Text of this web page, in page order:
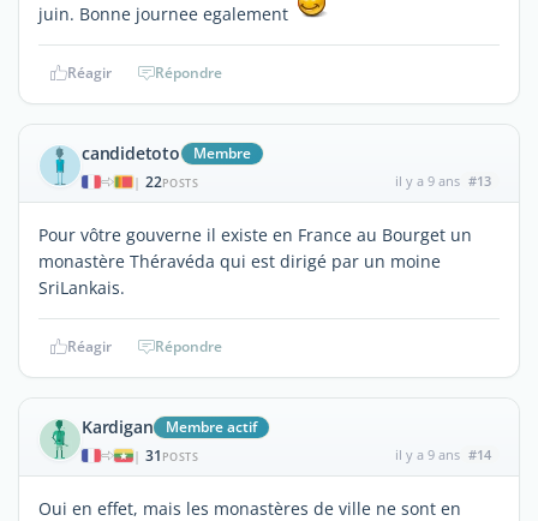
juin. Bonne journee egalement
Réagir Répondre
candidetoto Membre
| 22POSTS il y a 9 ans #13
Pour vôtre gouverne il existe en France au Bourget un
monastère Théravéda qui est dirigé par un moine
SriLankais.
Réagir Répondre
Kardigan Membre actif
| 31 POSTS il y a 9 ans #14
Oui en effet, mais les monastères de ville ne sont en